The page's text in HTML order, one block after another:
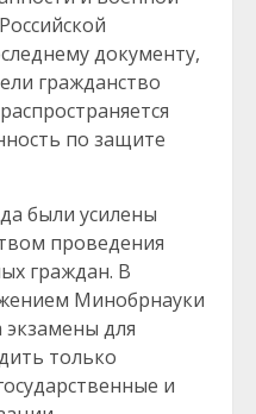
документу,
гражданство
по защите
были усилены
проведения
граждан. В
Минобрнауки
экзамены для
только
и